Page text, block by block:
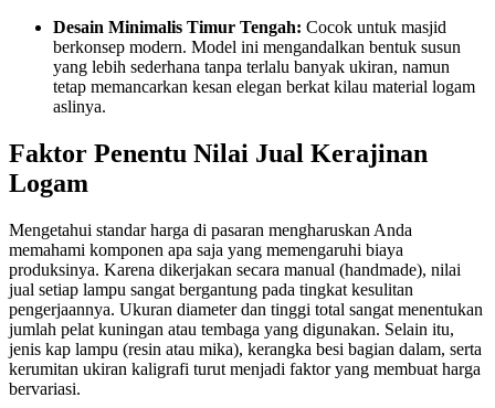
Desain Minimalis Timur Tengah: Cocok untuk masjid
berkonsep modern. Model ini mengandalkan bentuk susun
yang lebih sederhana tanpa terlalu banyak ukiran, namun
tetap memancarkan kesan elegan berkat kilau material logam
aslinya.
Faktor Penentu Nilai Jual Kerajinan
Logam
Mengetahui standar harga di pasaran mengharuskan Anda
memahami komponen apa saja yang memengaruhi biaya
produksinya. Karena dikerjakan secara manual (handmade), nilai
jual setiap lampu sangat bergantung pada tingkat kesulitan
pengerjaannya. Ukuran diameter dan tinggi total sangat menentukan
jumlah pelat kuningan atau tembaga yang digunakan. Selain itu,
jenis kap lampu (resin atau mika), kerangka besi bagian dalam, serta
kerumitan ukiran kaligrafi turut menjadi faktor yang membuat harga
bervariasi.